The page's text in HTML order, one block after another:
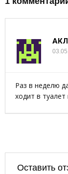
Раз в неделю
ходит в
Оставить